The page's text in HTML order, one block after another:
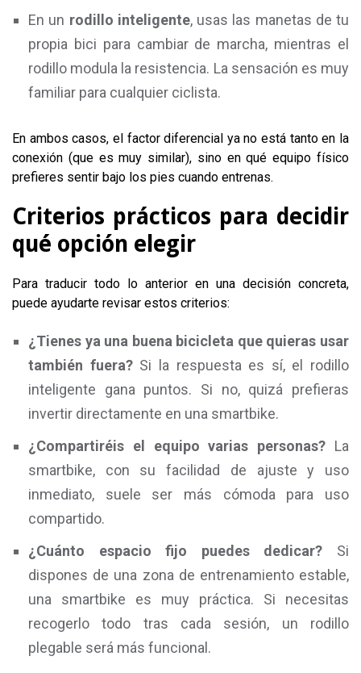
En un rodillo inteligente, usas las manetas de tu
propia bici para cambiar de marcha, mientras el
rodillo modula la resistencia. La sensación es muy
familiar para cualquier ciclista.
En ambos casos, el factor diferencial ya no está tanto en la
conexión (que es muy similar), sino en qué equipo físico
prefieres sentir bajo los pies cuando entrenas.
Criterios prácticos para decidir
qué opción elegir
Para traducir todo lo anterior en una decisión concreta,
puede ayudarte revisar estos criterios:
¿Tienes ya una buena bicicleta que quieras usar
también fuera?Si la respuesta es sí, el rodillo
inteligente gana puntos. Si no, quizá prefieras
invertir directamente en una smartbike.
¿Compartiréis el equipo varias personas? La
smartbike, con su facilidad de ajuste y uso
inmediato, suele ser más cómoda para uso
compartido.
¿Cuánto espacio fijo puedes dedicar? Si
dispones de una zona de entrenamiento estable,
una smartbike es muy práctica. Si necesitas
recogerlo todo tras cada sesión, un rodillo
plegable será más funcional.